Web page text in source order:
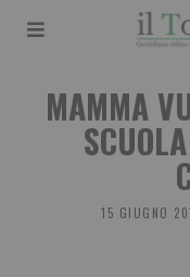
MAMMA
15 GIUGNO